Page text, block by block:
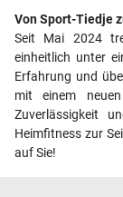
Von Sport-Tiedje
Seit Mai 2024
einheitlich unter
Erfahrung und
mit einem
Zuverlässigkeit
Heimfitness zur
auf Sie!